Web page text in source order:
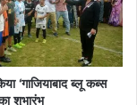
‘गाजियाबाद ब्लू कब्स
शुभारंभ